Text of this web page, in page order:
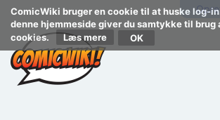
ComicWiki bruger en cookie til at huske log-
denne hjemmeside giver du samtykke til brug
cookies.
Læs mere